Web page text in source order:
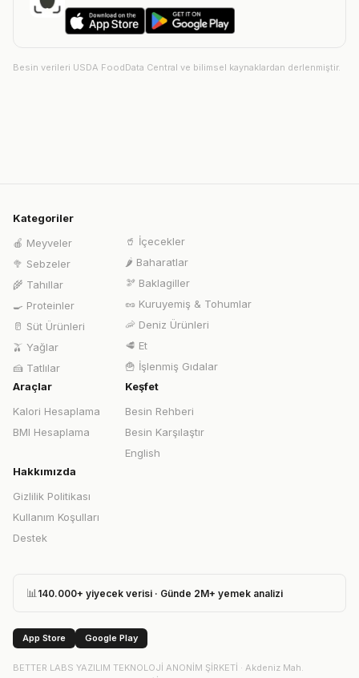
Besin verileri USDA FoodData Central ve bilimsel kaynaklardan derlenmiştir.
Kategoriler
🍎 Meyveler
🥦 Sebzeler
🌾 Tahıllar
🍳 Proteinler
🥛 Süt Ürünleri
🫒 Yağlar
🍰 Tatlılar
🥤 İçecekler
🌶️ Baharatlar
🫘 Baklagiller
🥜 Kuruyemiş & Tohumlar
🦐 Deniz Ürünleri
🥩 Et
🍟 İşlenmiş Gıdalar
Araçlar
Kalori Hesaplama
BMI Hesaplama
Keşfet
Besin Rehberi
Besin Karşılaştır
English
Hakkımızda
Gizlilik Politikası
Kullanım Koşulları
Destek
📊 140.000+ yiyecek verisi · Günde 2M+ yemek analizi
App Store Google Play
BETTER LABS YAZILIM TEKNOLOJİ ANONİM ŞİRKETİ · Akdeniz Mah.